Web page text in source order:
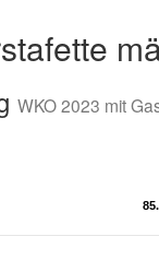
WKO 2023 mit